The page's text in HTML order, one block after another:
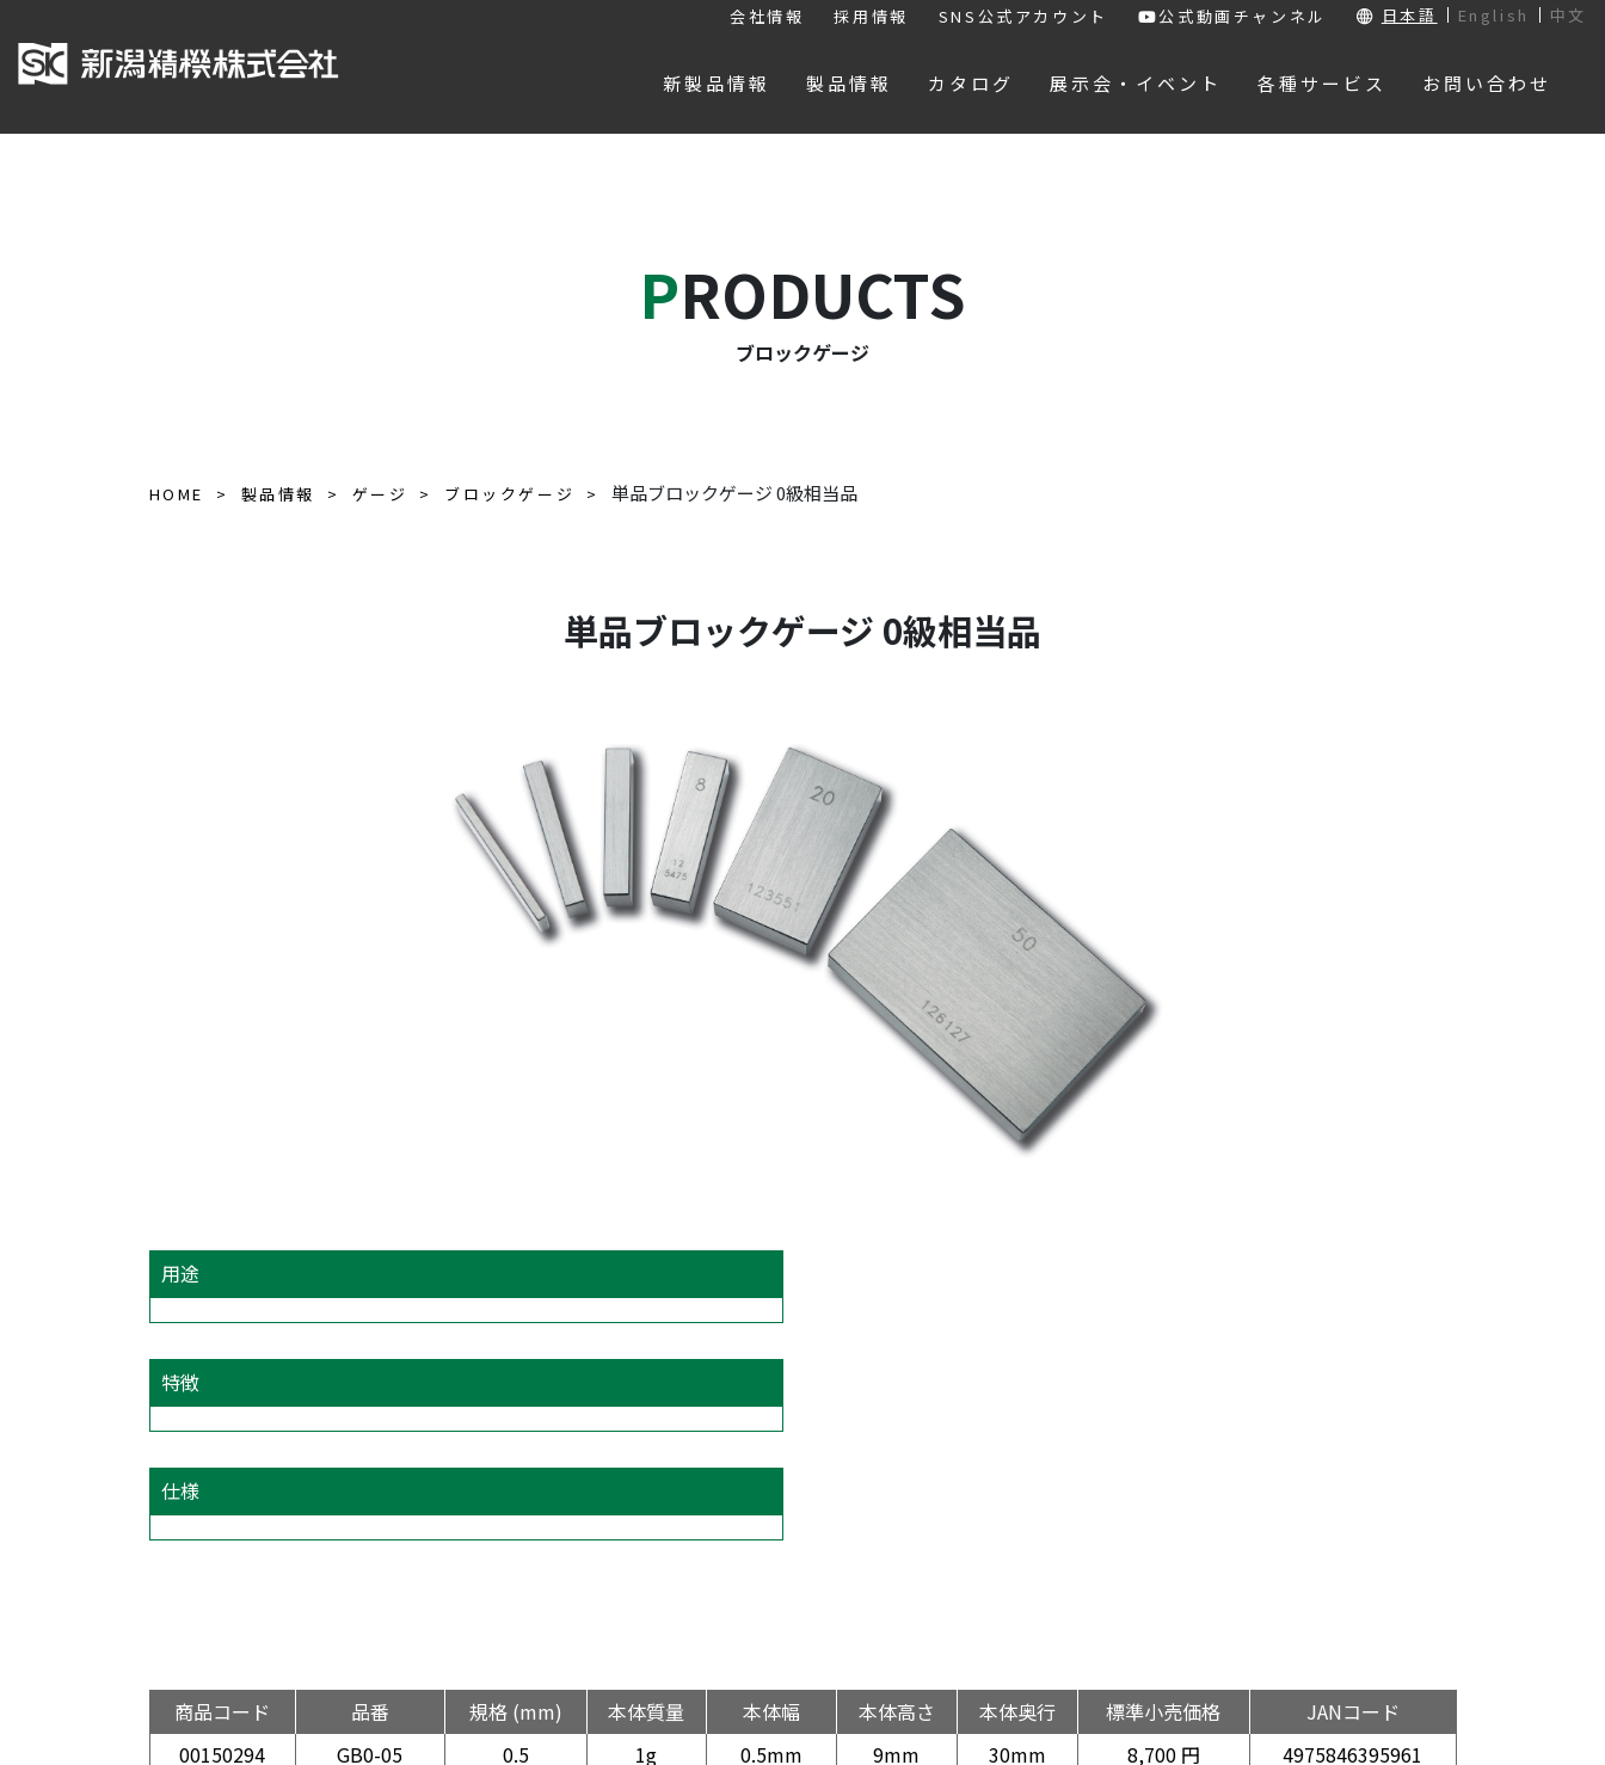
会社情報 採用情報 SNS公式アカウント 公式動画チャンネル 日本語 English 中文
新製品情報 製品情報 カタログ 展示会・イベント 各種サービス お問い合わせ
PRODUCTS
ブロックゲージ
HOME 製品情報 ゲージ ブロックゲージ 単品ブロックゲージ 0級相当品
単品ブロックゲージ 0級相当品
用途
特徴
仕様
商品コード 品番 規格 (mm) 本体質量 本体幅 本体高さ 本体奥行 標準小売価格
JANコード
00150294
GB0-05 0.5 1g 0.5mm 9mm 30mm 8,700 円
4975846395961